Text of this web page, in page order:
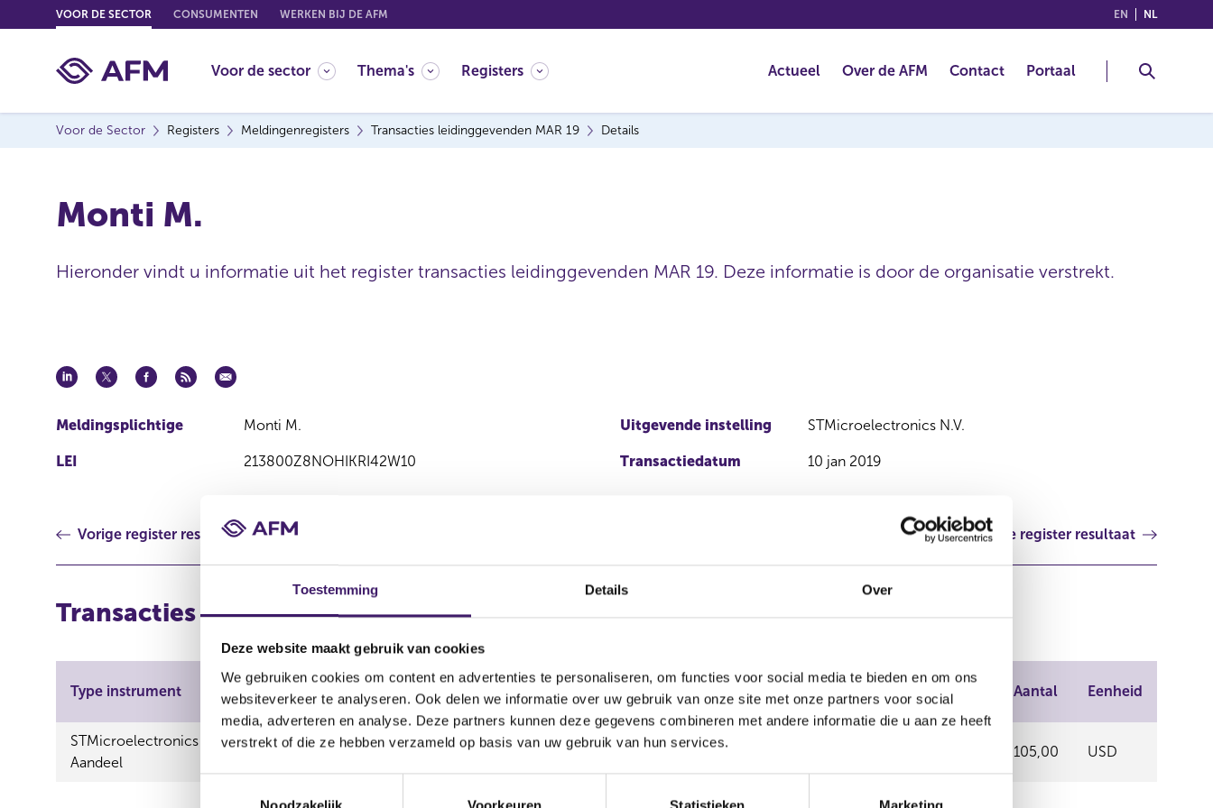
Toestemming Details Over
Deze website maakt gebruik van cookies
We gebruiken cookies om content en advertenties te personaliseren, om functies voor social media te bieden en om ons
websiteverkeer te analyseren. Ook delen we informatie over uw gebruik van onze site met onze partners voor social
media, adverteren en analyse. Deze partners kunnen deze gegevens combineren met andere informatie die u aan ze heeft
verstrekt of die ze hebben verzameld op basis van uw gebruik van hun services.
o
o
EN (ENGLISH)
NL
VOOR DE SECTOR CONSUMENTEN WERKEN BIJ DE AFM
Voor de sector Thema's Registers Actueel Over de AFM Contact Portaal
Voor de Sector Registers Meldingenregisters Transacties leidinggevenden MAR 19 Details
Monti M.
Hieronder vindt u informatie uit het register transacties leidinggevenden MAR 19. Deze informatie is door de organisatie verstrekt.
Meldingsplichtige Monti M. Uitgevende instelling STMicroelectronics N.V.
LEI 213800Z8NOHIKRI42W10 Transactiedatum 10 jan 2019
Vorige register resultaat Volgende register resultaat
Transacties
Type instrument ISIN
Aard
transactie
Soort
transactie
Aandelenoptie
programma
Plaats van
handel
Aantal Eenheid
STMicroelectronics N.V. -
Aandeel
Verwerving Koop Ja 105,00 USD